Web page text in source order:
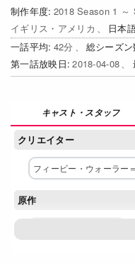
制作年度 2018 Season 1 ～
イギリス・アメリカ
日本
一話平均 42 総シーズン
第一話放映日 2018-04-08
クリエイター
フィービー・ウォーラー
原作